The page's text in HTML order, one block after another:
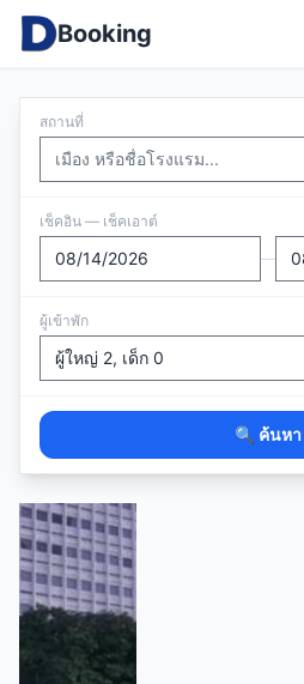
Booking
สถานที่
เช็คอิน — เช็คเอาต์
—
ผู้เข้าพัก
🔍 ค้นหา